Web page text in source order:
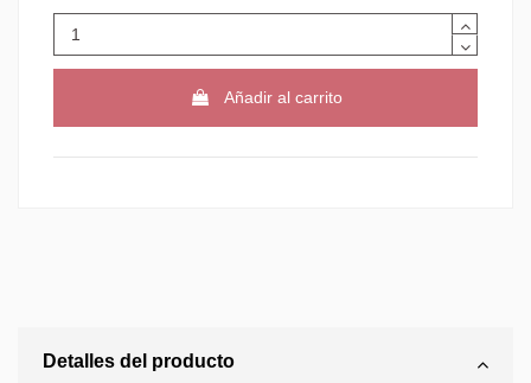
Añadir al carrito
Detalles del producto